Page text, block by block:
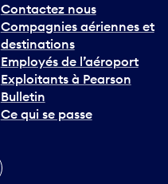
Compagnies aériennes et
destinations
Employés de l’aéroport
Exploitants à Pearson
Bulletin
Ce qui se passe